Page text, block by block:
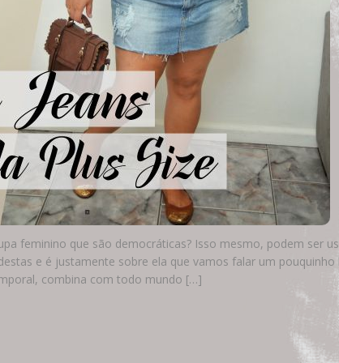
feminino que são democráticas? Isso mesmo, podem ser
e é justamente sobre ela que vamos falar um pouquinho
combina com todo mundo […]